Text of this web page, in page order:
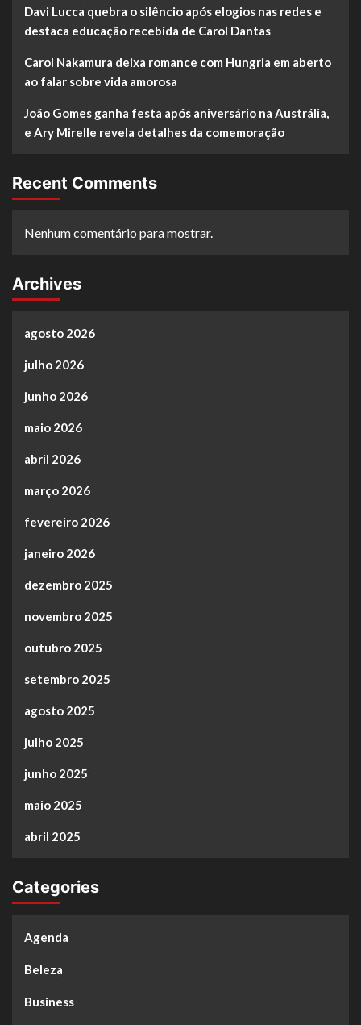
Davi Lucca quebra o silêncio após elogios nas redes e
destaca educação recebida de Carol Dantas
Carol Nakamura deixa romance com Hungria em aberto
ao falar sobre vida amorosa
João Gomes ganha festa após aniversário na Austrália,
e Ary Mirelle revela detalhes da comemoração
Recent Comments
Nenhum comentário para mostrar.
Archives
agosto 2026
julho 2026
junho 2026
maio 2026
abril 2026
março 2026
fevereiro 2026
janeiro 2026
dezembro 2025
novembro 2025
outubro 2025
setembro 2025
agosto 2025
julho 2025
junho 2025
maio 2025
abril 2025
Categories
Agenda
Beleza
Business